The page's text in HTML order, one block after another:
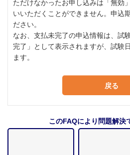
ただけなかったお申し込みは「無効
いいただくことができません。申込
ださい。
なお、支払未完了の申込情報は、試
完了」として表示されますが、試験
ます。
戻る
このFAQにより問題解決